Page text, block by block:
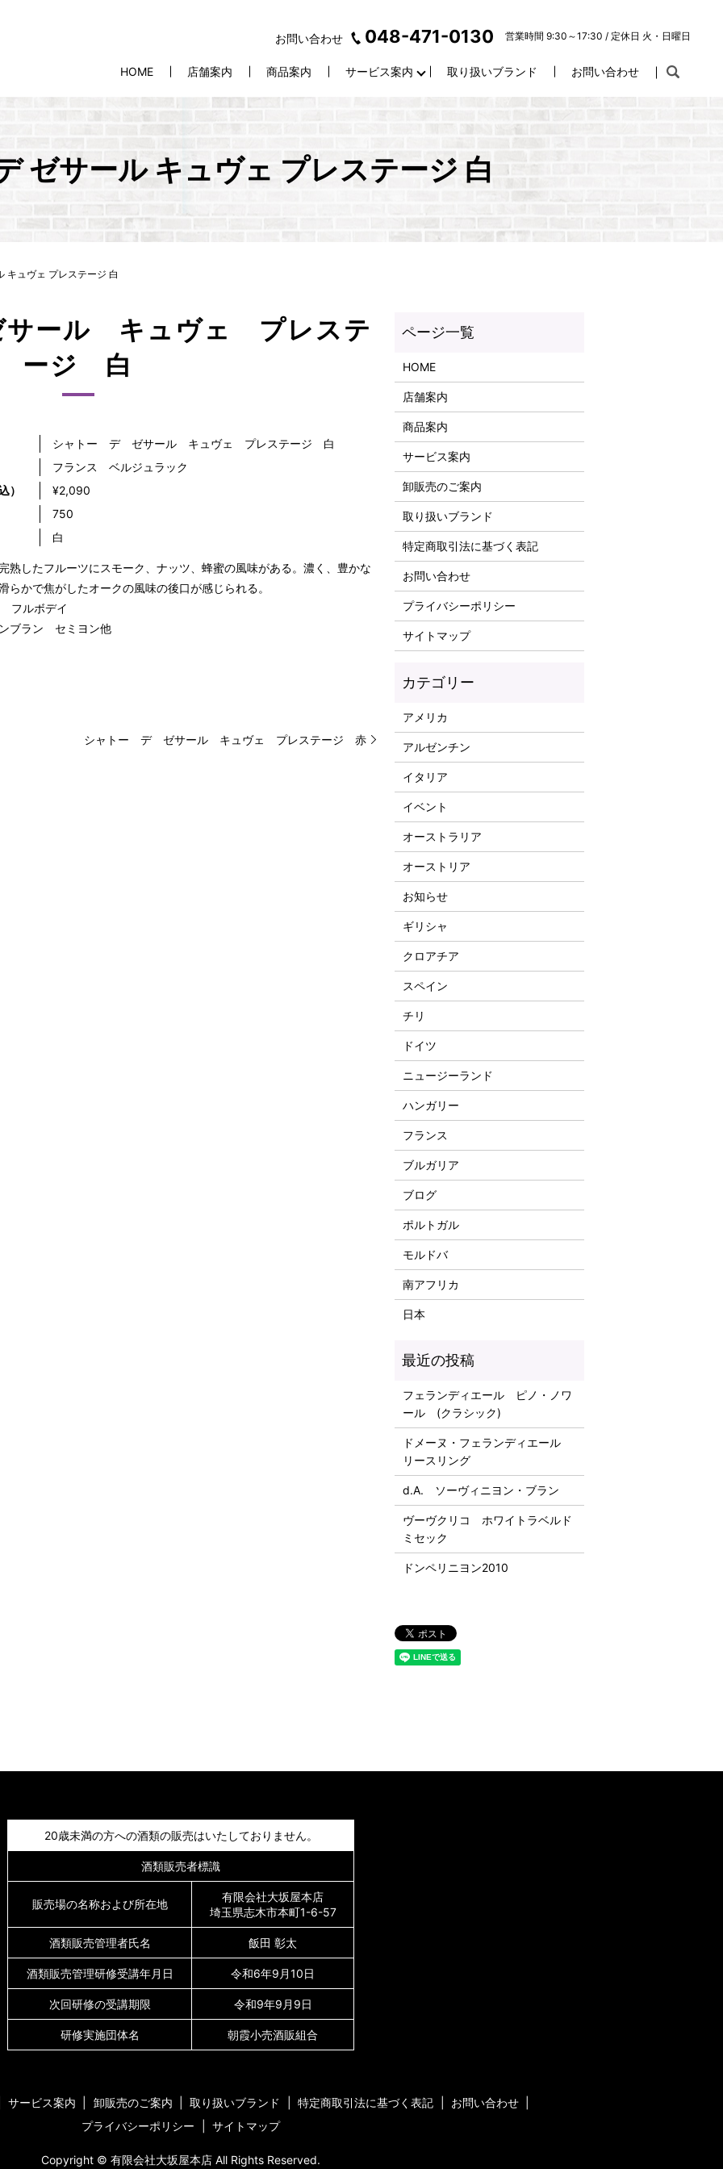
お問い合わせ 048-471-0130 営業時間 9:30～17:30 / 定休日 火・日曜日
HOME 店舗案内 商品案内 サービス案内 取り扱いブランド お問い合わせ
ゼサール キュヴェ プレステージ 白
キュヴェ プレステージ 白
ール キュヴェ プレステ
ージ 白
シャトー デ ゼサール キュヴェ プレステージ 白
フランス ベルジュラック
）
¥2,090
750
白
熟したフルーツにスモーク、ナッツ、蜂蜜の風味がある。濃く、豊かな
らかで焦がしたオークの風味の後口が感じられる。
フルボデイ
ブラン セミヨン他
シャトー デ ゼサール キュヴェ プレステージ 赤
HOME
店舗案内
商品案内
サービス案内
卸販売のご案内
取り扱いブランド
特定商取引法に基づく表記
お問い合わせ
プライバシーポリシー
サイトマップ
アメリカ
アルゼンチン
イタリア
イベント
オーストラリア
オーストリア
お知らせ
ギリシャ
クロアチア
スペイン
チリ
ドイツ
ニュージーランド
ハンガリー
フランス
ブルガリア
ブログ
ポルトガル
モルドバ
南アフリカ
日本
フェランディエール ピノ・ノワ
ール (クラシック)
ドメーヌ・フェランディエール
リースリング
d.A. ソーヴィニヨン・ブラン
ヴーヴクリコ ホワイトラベルド
ミセック
ドンペリニヨン2010
20歳未満の方への酒類の販売はいたしておりません。
酒類販売者標識
販売場の名称および所在地
有限会社大坂屋本店
埼玉県志木市本町1-6-57
酒類販売管理者氏名 飯田 彰太
酒類販売管理研修受講年月日 令和6年9月10日
次回研修の受講期限 令和9年9月9日
研修実施団体名 朝霞小売酒販組合
サービス案内 卸販売のご案内 取り扱いブランド 特定商取引法に基づく表記
お問い合わせ
プライバシーポリシー
サイトマップ
Copyright © 有限会社大坂屋本店 All Rights Reserved.